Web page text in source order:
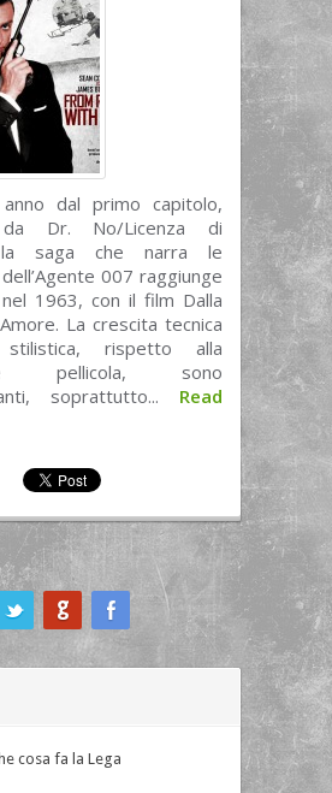
dal primo capitolo,
Dr. No/Licenza di
la saga che narra le
007 raggiunge
1963, con il film Dalla
La crescita tecnica
rispetto alla
pellicola, sono
soprattutto... Read
cosa fa la Lega